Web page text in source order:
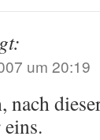
um 20:19
nach